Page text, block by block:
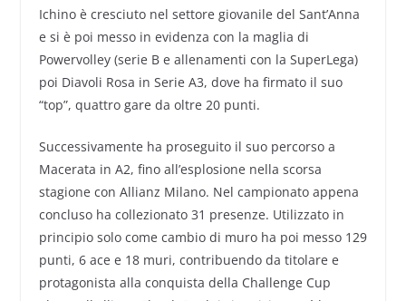
Ichino è cresciuto nel settore giovanile del Sant’Anna
e si è poi messo in evidenza con la maglia di
Powervolley (serie B e allenamenti con la SuperLega)
poi Diavoli Rosa in Serie A3, dove ha firmato il suo
“top”, quattro gare da oltre 20 punti.
Successivamente ha proseguito il suo percorso a
Macerata in A2, fino all’esplosione nella scorsa
stagione con Allianz Milano. Nel campionato appena
concluso ha collezionato 31 presenze. Utilizzato in
principio solo come cambio di muro ha poi messo 129
punti, 6 ace e 18 muri, contribuendo da titolare e
protagonista alla conquista della Challenge Cup